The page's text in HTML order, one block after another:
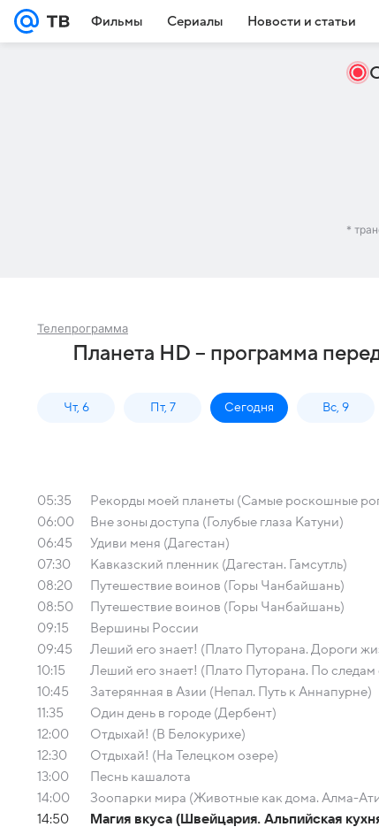
Фильмы Сериалы Новости и статьи
*
Телепрограмма
Планета HD – программа
Чт, 6 Пт, 7 Сегодня Вс, 9
05:35
Рекорды моей планеты (Самые роскошные
06:00
Вне зоны доступа (Голубые глаза Катуни)
06:45
Удиви меня (Дагестан)
07:30
Кавказский пленник (Дагестан. Гамсутль)
08:20
Путешествие воинов (Горы Чанбайшань)
08:50
Путешествие воинов (Горы Чанбайшань)
09:15
Вершины России
09:45
Леший его знает! (Плато Путорана. Дороги
10:15
Леший его знает! (Плато Путорана. По
10:45
Затерянная в Азии (Непал. Путь к Аннапурне)
11:35
Один день в городе (Дербент)
12:00
Отдыхай! (В Белокурихе)
12:30
Отдыхай! (На Телецком озере)
13:00
Песнь кашалота
14:00
Зоопарки мира (Животные как дома. Алма-
14:50
Магия вкуса (Швейцария. Альпийская